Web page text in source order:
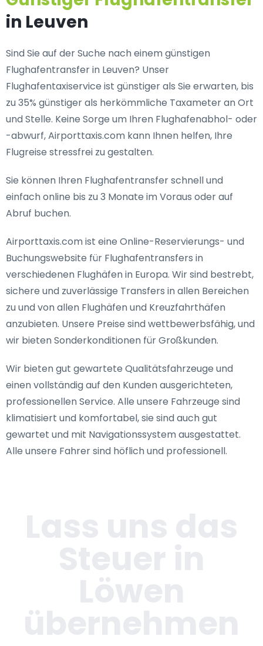
in Leuven
Sind Sie auf der Suche nach einem günstigen
Flughafentransfer in Leuven? Unser
Flughafentaxiservice ist günstiger als Sie erwarten, bis
zu 35% günstiger als herkömmliche Taxameter an Ort
und Stelle. Keine Sorge um Ihren Flughafenabhol- oder
-abwurf, Airporttaxis.com kann Ihnen helfen, Ihre
Flugreise stressfrei zu gestalten.
Sie können Ihren Flughafentransfer schnell und
einfach online bis zu 3 Monate im Voraus oder auf
Abruf buchen.
Airporttaxis.com ist eine Online-Reservierungs- und
Buchungswebsite für Flughafentransfers in
verschiedenen Flughäfen in Europa. Wir sind bestrebt,
sichere und zuverlässige Transfers in allen Bereichen
zu und von allen Flughäfen und Kreuzfahrthäfen
anzubieten. Unsere Preise sind wettbewerbsfähig, und
wir bieten Sonderkonditionen für Großkunden.
Wir bieten gut gewartete Qualitätsfahrzeuge und
einen vollständig auf den Kunden ausgerichteten,
professionellen Service. Alle unsere Fahrzeuge sind
klimatisiert und komfortabel, sie sind auch gut
gewartet und mit Navigationssystem ausgestattet.
Alle unsere Fahrer sind höflich und professionell.